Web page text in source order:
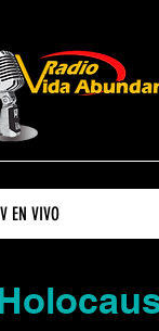
EN VIVO